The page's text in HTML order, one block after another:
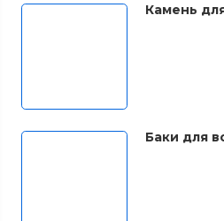
Камень
Баки для